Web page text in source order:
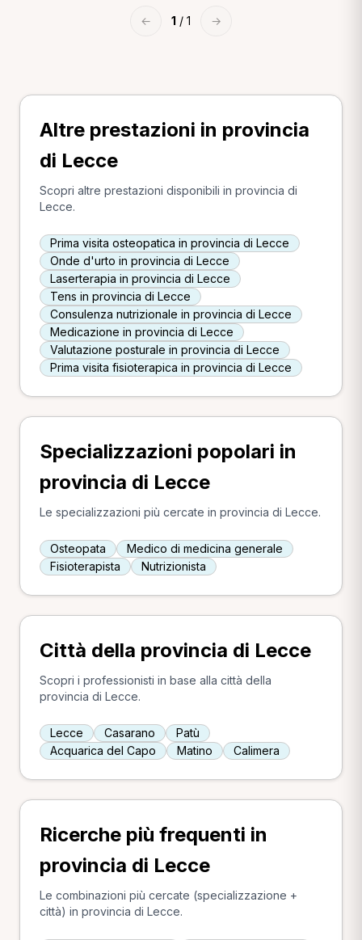
← 1 / 1 →
Altre prestazioni in provincia
di Lecce
Scopri altre prestazioni disponibili in provincia di
Lecce.
Prima visita osteopatica in provincia di Lecce
Onde d'urto in provincia di Lecce
Laserterapia in provincia di Lecce
Tens in provincia di Lecce
Consulenza nutrizionale in provincia di Lecce
Medicazione in provincia di Lecce
Valutazione posturale in provincia di Lecce
Prima visita fisioterapica in provincia di Lecce
Specializzazioni popolari in
provincia di Lecce
Le specializzazioni più cercate in provincia di Lecce.
Osteopata
Medico di medicina generale
Fisioterapista
Nutrizionista
Città della provincia di Lecce
Scopri i professionisti in base alla città della
provincia di Lecce.
Lecce Casarano
Patù
Acquarica del Capo
Matino Calimera
Ricerche più frequenti in
provincia di Lecce
Le combinazioni più cercate (specializzazione +
città) in provincia di Lecce.